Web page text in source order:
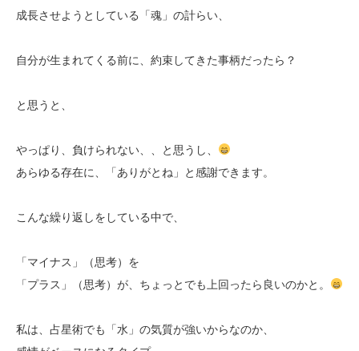
成長させようとしている「魂」の計らい、
自分が生まれてくる前に、約束してきた事柄だったら？
と思うと、
やっぱり、負けられない、、と思うし、
あらゆる存在に、「ありがとね」と感謝できます。
こんな繰り返しをしている中で、
「マイナス」（思考）を
「プラス」（思考）が、ちょっとでも上回ったら良いのかと。
私は、占星術でも「水」の気質が強いからなのか、